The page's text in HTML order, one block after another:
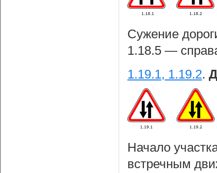
Сужение
1.18.5 —
1.19.1, 1.19.2.
Начало
встречным